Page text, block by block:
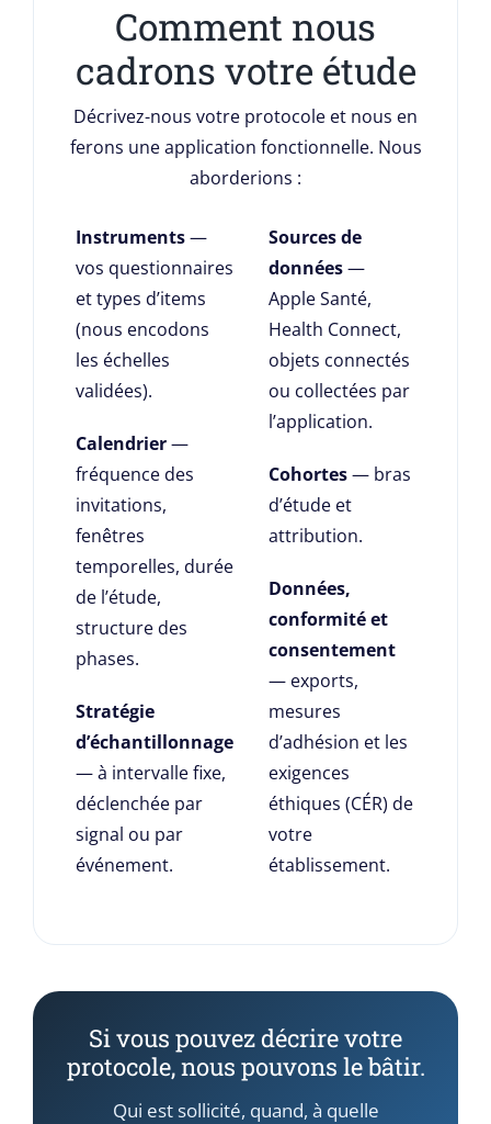
Comment nous
cadrons votre étude
Décrivez-nous votre protocole et nous en
ferons une application fonctionnelle. Nous
aborderions :
Instruments—
vos questionnaires
et types d’items
(nous encodons
les échelles
validées).
Calendrier—
fréquence des
invitations,
fenêtres
temporelles, durée
de l’étude,
structure des
phases.
Stratégie
d’échantillonnage
— à intervalle fixe,
déclenchée par
signal ou par
événement.
Sources de
données—
Apple Santé,
Health Connect,
objets connectés
ou collectées par
l’application.
Cohortes— bras
d’étude et
attribution.
Données,
conformité et
consentement
— exports,
mesures
d’adhésion et les
exigences
éthiques (CÉR) de
votre
établissement.
Si vous pouvez décrire votre
protocole, nous pouvons le bâtir.
Qui est sollicité, quand, à quelle